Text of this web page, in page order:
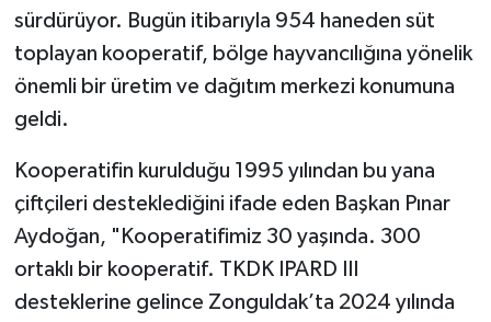
sürdürüyor. Bugün itibarıyla 954 haneden süt
toplayan kooperatif, bölge hayvancılığına yönelik
önemli bir üretim ve dağıtım merkezi konumuna
geldi.
Kooperatifin kurulduğu 1995 yılından bu yana
çiftçileri desteklediğini ifade eden Başkan Pınar
Aydoğan, "Kooperatifimiz 30 yaşında. 300
ortaklı bir kooperatif. TKDK IPARD III
desteklerine gelince Zonguldak’ta 2024 yılında